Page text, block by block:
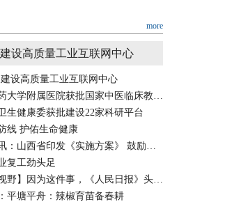
more
设高质量工业互联网中心
设高质量工业互联网中心
山西中医药大学附属医院获批国家中医临床教培示范中心
生健康委获批建设22家科研平台
线 护佑生命健康
天天快资讯：山西省印发《实施方案》 鼓励三孩生育 增福利减负担
复工劲头足
【世界新视野】因为这件事，《人民日报》头版点赞铜仁
平塘平舟：辣椒育苗备春耕